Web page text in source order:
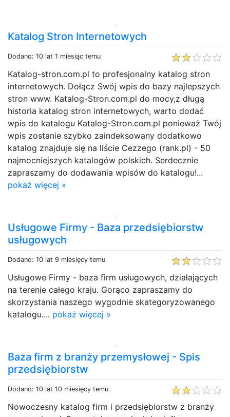
Katalog Stron Internetowych
Dodano: 10 lat 1 miesiąc temu
Katalog-stron.com.pl to profesjonalny katalog stron
internetowych. Dołącz Swój wpis do bazy najlepszych
stron www. Katalog-Stron.com.pl do mocy,z długą
historia katalog stron internetowych, warto dodać
wpis do katalogu Katalog-Stron.com.pl ponieważ Twój
wpis zostanie szybko zaindeksowany dodatkowo
katalog znajduje się na liście Cezzego (rank.pl) - 50
najmocniejszych katalogów polskich. Serdecznie
zapraszamy do dodawania wpisów do katalogu!...
pokaż więcej »
Usługowe Firmy - Baza przedsiębiorstw
usługowych
Dodano: 10 lat 9 miesięcy temu
Usługowe Firmy - baza firm usługowych, działających
na terenie całego kraju. Gorąco zapraszamy do
skorzystania naszego wygodnie skategoryzowanego
katalogu.... pokaż więcej »
Baza firm z branży przemysłowej - Spis
przedsiębiorstw
Dodano: 10 lat 10 miesięcy temu
Nowoczesny katalog firm i przedsiębiorstw z branży